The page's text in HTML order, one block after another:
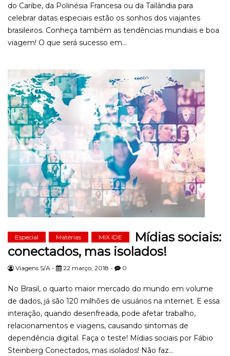
do Caribe, da Polinésia Francesa ou da Tailândia para
celebrar datas especiais estão os sonhos dos viajantes
brasileiros. Conheça também as tendências mundiais e boa
viagem! O que será sucesso em...
Especial Matérias MIX IDE
Mídias sociais:
conectados, mas isolados!
Viagens S/A - 22 março, 2018 - 0
No Brasil, o quarto maior mercado do mundo em volume
de dados, já são 120 milhões de usuários na internet. E essa
interação, quando desenfreada, pode afetar trabalho,
relacionamentos e viagens, causando sintomas de
dependência digital. Faça o teste! Mídias sociais por Fábio
Steinberg Conectados, mas isolados! Não faz...